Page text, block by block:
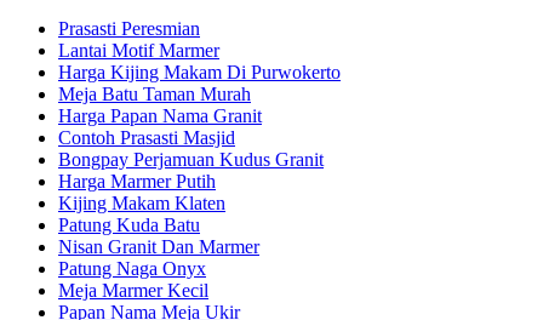
Prasasti Peresmian
Lantai Motif Marmer
Harga Kijing Makam Di Purwokerto
Meja Batu Taman Murah
Harga Papan Nama Granit
Contoh Prasasti Masjid
Bongpay Perjamuan Kudus Granit
Harga Marmer Putih
Kijing Makam Klaten
Patung Kuda Batu
Nisan Granit Dan Marmer
Patung Naga Onyx
Meja Marmer Kecil
Papan Nama Meja Ukir